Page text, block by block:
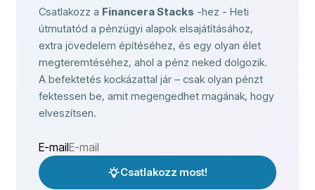
Csatlakozz a Financera Stacks -hez - Heti
útmutatód a pénzügyi alapok elsajátításához,
extra jövedelem építéséhez, és egy olyan élet
megteremtéséhez, ahol a pénz neked dolgozik.
A befektetés kockázattal jár – csak olyan pénzt
fektessen be, amit megengedhet magának, hogy
elveszítsen.
E-mail
Csatlakozz most!